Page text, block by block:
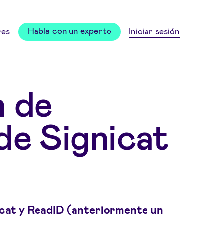
Habla con un experto Iniciar sesión
de
Signicat
y ReadID (anteriormente un